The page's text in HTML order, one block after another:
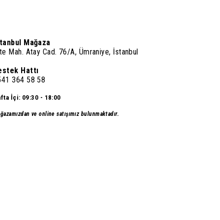
Mağaza
Mah. Atay Cad. 76/A, Ümraniye, İstanbul
Hattı
364 58 58
İçi: 09:30 - 18:00
ve online satışımız bulunmaktadır.